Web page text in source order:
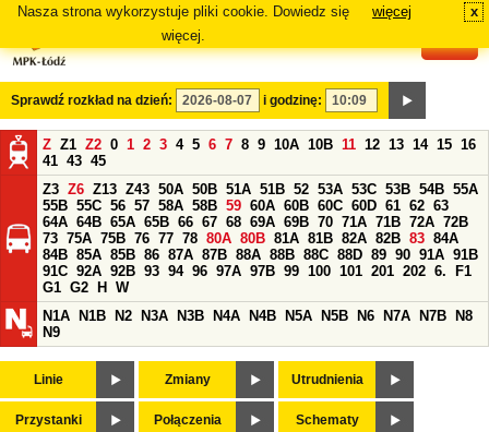
Nasza strona wykorzystuje pliki cookie. Dowiedz się
więcej.
więcej x
Sprawdź rozkład na dzień: i godzinę:
Z Z1 Z2 0 1 2 3 4 5 6 7 8 9 10A 10B 11 12 13 14 15 16
41 43 45
Z3 Z6 Z13 Z43 50A 50B 51A 51B 52 53A 53C 53B 54B 55A
55B 55C 56 57 58A 58B 59 60A 60B 60C 60D 61 62 63
64A 64B 65A 65B 66 67 68 69A 69B 70 71A 71B 72A 72B
73 75A 75B 76 77 78 80A 80B 81A 81B 82A 82B 83 84A
84B 85A 85B 86 87A 87B 88A 88B 88C 88D 89 90 91A 91B
91C 92A 92B 93 94 96 97A 97B 99 100 101 201 202 6.
F1
G1 G2 H
W
N1A
N1B N2 N3A N3B N4A N4B N5A N5B N6 N7A N7B
N8
N9
Linie Zmiany Utrudnienia
Przystanki Połączenia Schematy